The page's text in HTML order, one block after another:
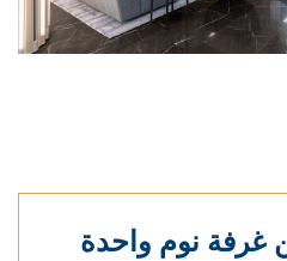
غرفة نوم واحدة